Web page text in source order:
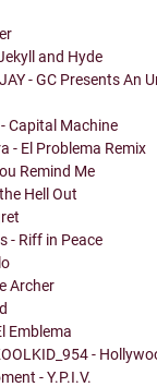
and Hyde
- GC Presents An
Capital Machine
- El Problema Remix
Remind Me
Hell Out
- Riff in Peace
Archer
Emblema
-
- Y.P.I.V.